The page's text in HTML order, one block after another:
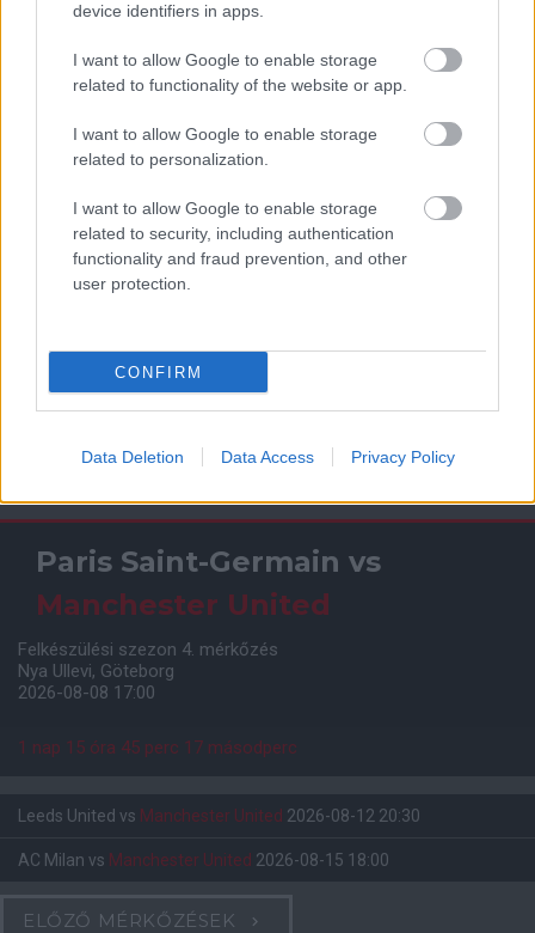
device identifiers in apps.
I want to allow Google to enable storage
related to functionality of the website or app.
I want to allow Google to enable storage
related to personalization.
I want to allow Google to enable storage
related to security, including authentication
functionality and fraud prevention, and other
user protection.
CONFIRM
Data Deletion Data Access Privacy Policy
Meccs Center
Paris Saint-Germain vs
Manchester United
Felkészülési szezon 4. mérkőzés
Nya Ullevi, Göteborg
2026-08-08 17:00
1 nap 15 óra 45 perc 17 másodperc
Leeds United vs Manchester United 2026-08-12 20:30
AC Milan vs Manchester United 2026-08-15 18:00
ELŐZŐ MÉRKŐZÉSEK